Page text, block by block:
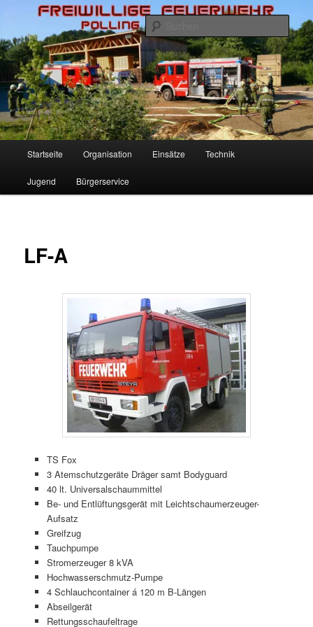
wechseln
Freiwillige Feuerwehr Polling
Startseite Organisation Einsätze Technik
Jugend Bürgerservice
LF-A
TS Fox
3 Atemschutzgeräte Dräger samt Bodyguard
40 lt. Universalschaummittel
Be- und Entlüftungsgerät mit Leichtschaumerzeuger-
Aufsatz
Greifzug
Tauchpumpe
Stromerzeuger 8 kVA
Hochwasserschmutz-Pumpe
4 Schlauchcontainer á 120 m B-Längen
Abseilgerät
Rettungsschaufeltrage